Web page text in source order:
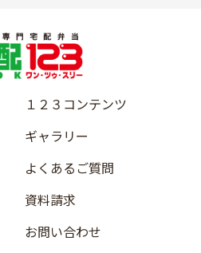
１２３コンテンツ
ギャラリー
よくあるご質問
資料請求
お問い合わせ